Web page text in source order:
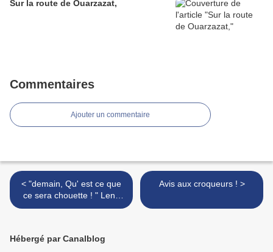
Sur la route de Ouarzazat,
Commentaires
Ajouter un commentaire
< "demain, Qu' est ce que
ce sera chouette ! " Leny
Escudero
Avis aux croqueurs ! >
Hébergé par Canalblog